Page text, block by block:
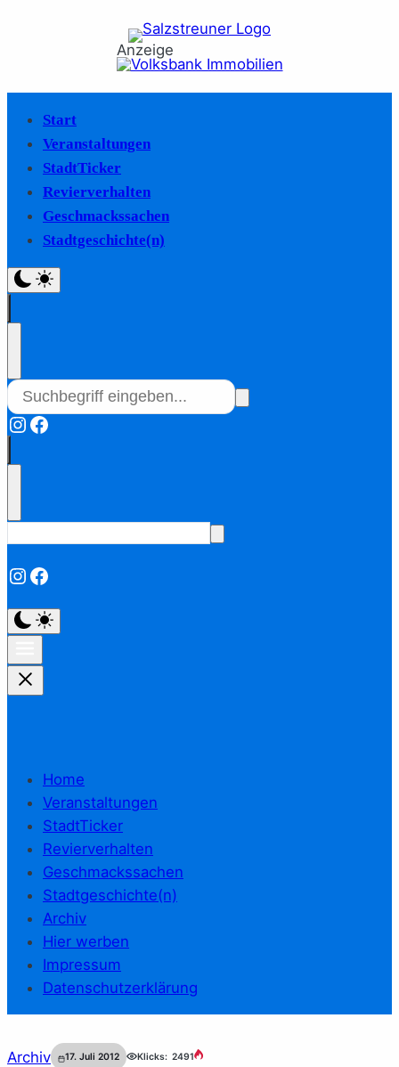
Anzeige
Start
Veranstaltungen
StadtTicker
Revierverhalten
Geschmackssachen
Stadtgeschichte(n)
Instagram
Facebook
Instagram
Facebook
Home
Veranstaltungen
StadtTicker
Revierverhalten
Geschmackssachen
Stadtgeschichte(n)
Archiv
Hier werben
Impressum
Datenschutzerklärung
Archiv 17. Juli 2012 Klicks: 2491